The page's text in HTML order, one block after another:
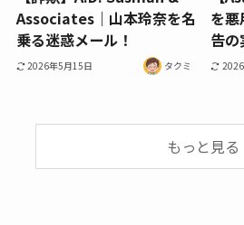
Associates｜山本玲奈を名
乗る迷惑メール！
2026年5月15日 タクミ
を
告
もっと見る